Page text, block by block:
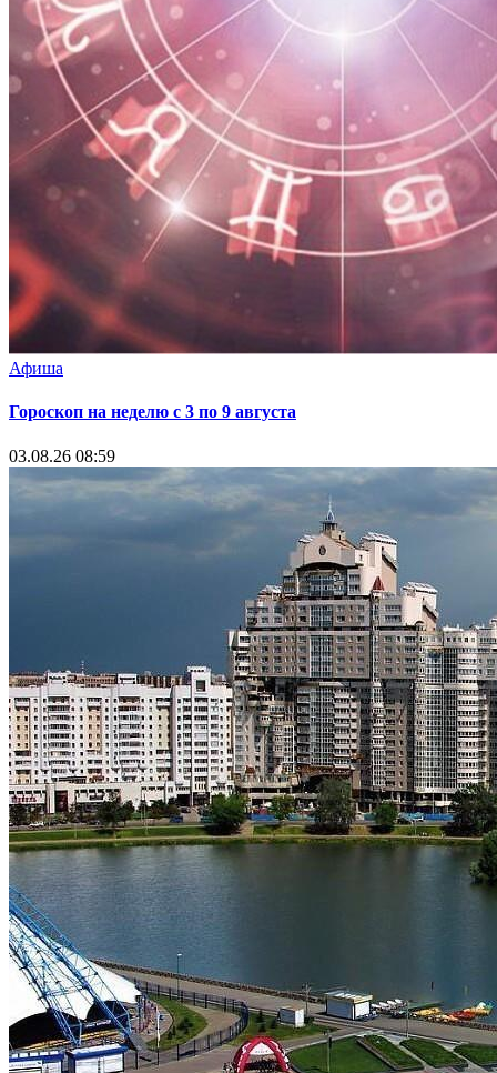
Афиша
Гороскоп на неделю с 3 по 9 августа
03.08.26 08:59